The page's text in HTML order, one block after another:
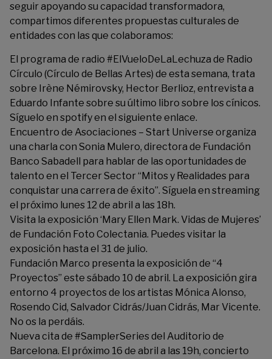
seguir apoyando su capacidad transformadora,
compartimos diferentes propuestas culturales de
entidades con las que colaboramos:
El programa de radio #ElVueloDeLaLechuza de Radio
Círculo (Círculo de Bellas Artes) de esta semana, trata
sobre Irène Némirovsky, Hector Berlioz, entrevista a
Eduardo Infante sobre su último libro sobre los cínicos.
Síguelo en spotify en el siguiente enlace.
Encuentro de Asociaciones – Start Universe organiza
una charla con Sonia Mulero, directora de Fundación
Banco Sabadell para hablar de las oportunidades de
talento en el Tercer Sector “Mitos y Realidades para
conquistar una carrera de éxito”. Síguela en streaming
el próximo lunes 12 de abril a las 18h.
Visita la exposición ‘Mary Ellen Mark. Vidas de Mujeres’
de Fundación Foto Colectania. Puedes visitar la
exposición hasta el 31 de julio.
Fundación Marco presenta la exposición de “4
Proyectos” este sábado 10 de abril. La exposición gira
entorno 4 proyectos de los artistas Mónica Alonso,
Rosendo Cid, Salvador Cidrás/Juan Cidrás, Mar Vicente.
No os la perdáis.
Nueva cita de #SamplerSeries del Auditorio de
Barcelona. El próximo 16 de abril a las 19h, concierto